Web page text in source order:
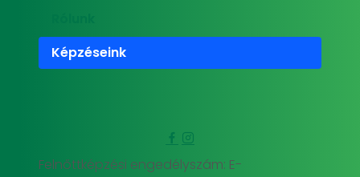
Képzéseink
Felnőttképzési engedélyszám: E-